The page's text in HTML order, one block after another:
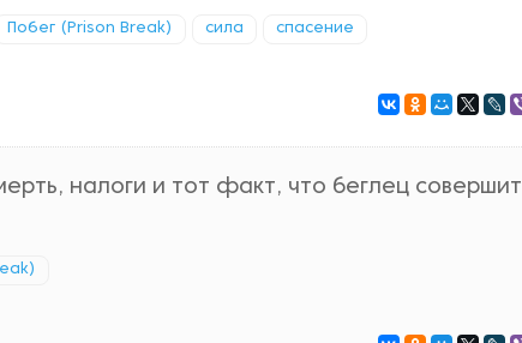
Побег (Prison Break) сила спасение
налоги и тот факт, что беглец совершит